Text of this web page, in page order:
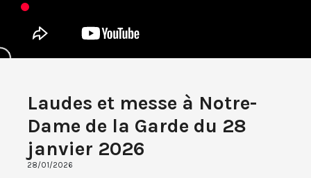
Laudes et messe à Notre-
Dame de la Garde du 28
janvier 2026
28/01/2026